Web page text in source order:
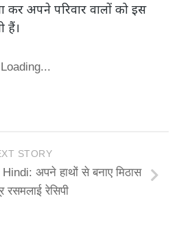
अपने परिवार वालों को इस
हैं।
Loading...
STORY
अपने हाथों से बनाए मिठास
रसमलाई रेसिपी